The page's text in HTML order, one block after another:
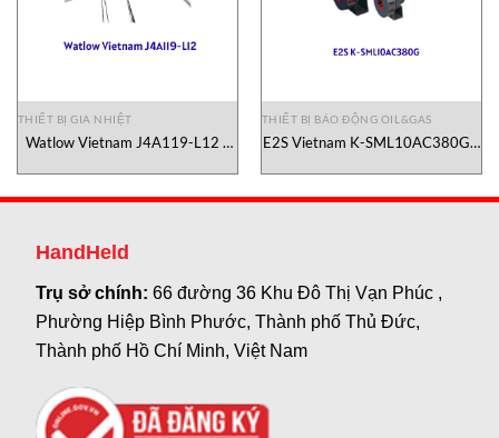
THIẾT BỊ GIA NHIỆT
Watlow Vietnam J4A119-L12 –
THIẾT BỊ BÁO ĐỘNG OIL&GAS
E2S Vietnam K-SML10AC380G –
Vietnam
HandHeld
Trụ sở chính:66 đường 36 Khu Đô Thị Vạn Phúc ,
Phường Hiệp Bình Phước, Thành phố Thủ Đức,
Thành phố Hồ Chí Minh, Việt Nam